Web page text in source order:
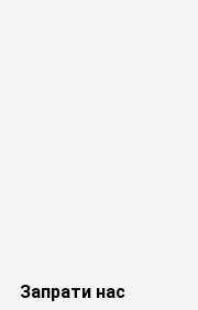
Запрати нас